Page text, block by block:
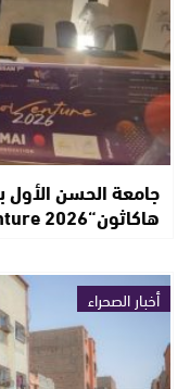
جامعة الحسن
هاكاثون“InnoVenture 2026” لتعزيز الابتكار…
أخبار الصحراء